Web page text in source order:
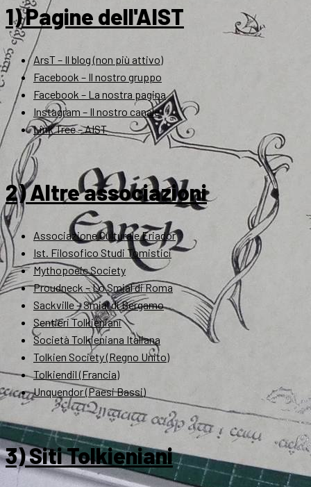
1) Pagine dell'AIST
ArsT – Il blog (non più attivo)
Facebook – Il nostro gruppo
Facebook – La nostra pagina
Instagram – Il nostro canale
Link Tree – AIST
2) Altre associazioni
Associazione Culturale Eriador
Ist. Filosofico Studi Tomistici
Mythopoeic Society
Proudneck – Lo Smial di Roma
Sackville – Smial di Bergamo
Sentieri Tolkieniani
Società Tolkieniana Italiana
Tolkien Society (Regno Unito)
Tolkiendil (Francia)
Unquendor (Paesi Bassi)
3) Siti Tolkieniani